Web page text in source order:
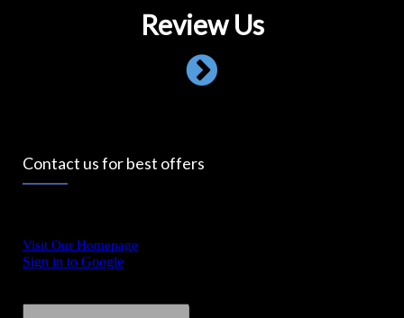
Review Us
Contact us for best offers